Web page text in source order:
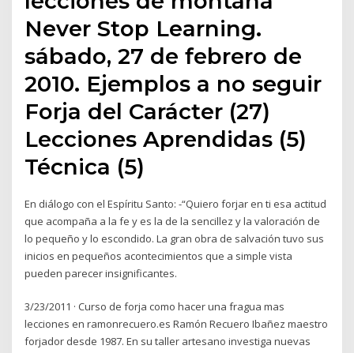
Never Stop Learning.
sábado, 27 de febrero de
2010. Ejemplos a no seguir
Forja del Carácter (27)
Lecciones Aprendidas (5)
Técnica (5)
En diálogo con el Espíritu Santo: -“Quiero forjar en ti esa actitud
que acompaña a la fe y es la de la sencillez y la valoración de
lo pequeño y lo escondido. La gran obra de salvación tuvo sus
inicios en pequeños acontecimientos que a simple vista
pueden parecer insignificantes.
3/23/2011 · Curso de forja como hacer una fragua mas
lecciones en ramonrecuero.es Ramón Recuero Ibañez maestro
forjador desde 1987. En su taller artesano investiga nuevas